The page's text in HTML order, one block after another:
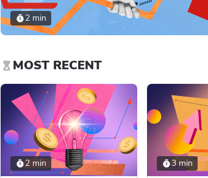
2 min
MOST RECENT
2 min 3 min